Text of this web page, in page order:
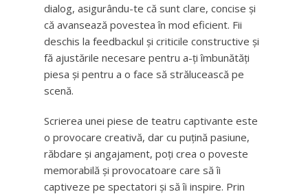
dialog, asigurându-te că sunt clare, concise și
că avansează povestea în mod eficient. Fii
deschis la feedbackul și criticile constructive și
fă ajustările necesare pentru a-ți îmbunătăți
piesa și pentru a o face să strălucească pe
scenă.
Scrierea unei piese de teatru captivante este
o provocare creativă, dar cu puțină pasiune,
răbdare și angajament, poți crea o poveste
memorabilă și provocatoare care să îi
captiveze pe spectatori și să îi inspire. Prin